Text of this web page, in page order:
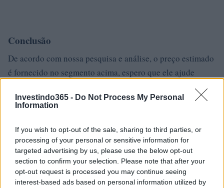
Investindo365 - Do Not Process My Personal
Information
If you wish to opt-out of the sale, sharing to third parties, or
processing of your personal or sensitive information for
targeted advertising by us, please use the below opt-out
section to confirm your selection. Please note that after your
opt-out request is processed you may continue seeing
interest-based ads based on personal information utilized by
Conclusão
De acordo com nossa pesquisa e análise, o preço estimado
é fornecido no segmento acima, espero que ele ajude
você. Todas as informações acima, incluindo a taxa de
preço futura, são apenas para sugestão e gentilmente não
muito apreciado.